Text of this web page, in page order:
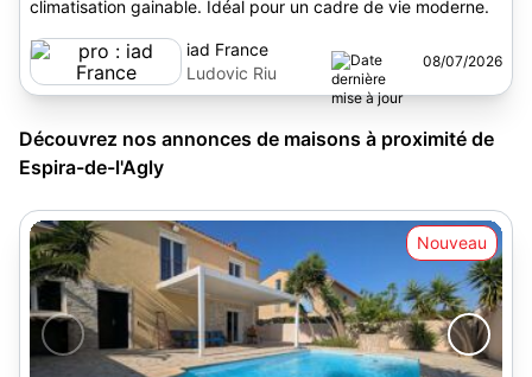
climatisation gainable. Idéal pour un cadre de vie moderne.
iad France
Ludovic Riu
08/07/2026
Découvrez nos annonces de maisons à proximité de
Espira-de-l'Agly
Nouveau